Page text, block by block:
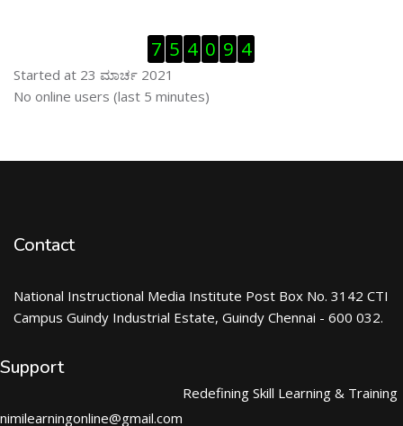
7 5 4 0 9 4
Started at 23 ಮಾರ್ಚ 2021
ಬದಲಿಸು ನೇರಜಾಲದಲ್ಲಿರುವ ಬಳಕೆದಾರರು
No online users (last 5 minutes)
Contact
National Instructional Media Institute Post Box No. 3142 CTI
Campus Guindy Industrial Estate, Guindy Chennai - 600 032.
Support
nimilearningonline@gmail.com
Redefining Skill Learning & Training